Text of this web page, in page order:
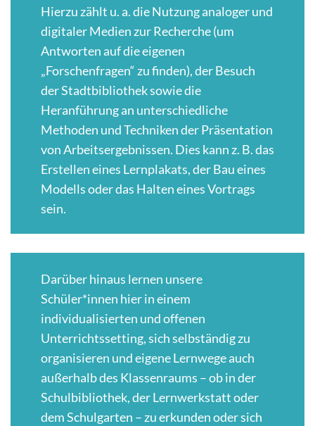
Hierzu zählt u. a. die Nutzung analoger und
digitaler Medien zur Recherche (um
Antworten auf die eigenen
„Forschenfragen“ zu finden), der Besuch
der Stadtbibliothek sowie die
Heranführung an unterschiedliche
Methoden und Techniken der Präsentation
von Arbeitsergebnissen. Dies kann z. B. das
Erstellen eines Lernplakats, der Bau eines
Modells oder das Halten eines Vortrags
sein.
Darüber hinaus lernen unsere
Schüler*innen hier in einem
individualisierten und offenen
Unterrichtssetting, sich selbständig zu
organisieren und eigene Lernwege auch
außerhalb des Klassenraums – ob in der
Schulbibliothek, der Lernwerkstatt oder
dem Schulgarten – zu erkunden oder sich